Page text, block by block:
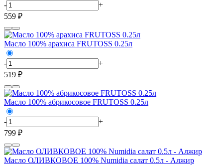
-
+
559 ₽
Масло 100% арахиса FRUTOSS 0.25л
-
+
519 ₽
Масло 100% абрикосовое FRUTOSS 0.25л
-
+
799 ₽
Масло ОЛИВКОВОЕ 100% Numidia салат 0.5л - Алжир